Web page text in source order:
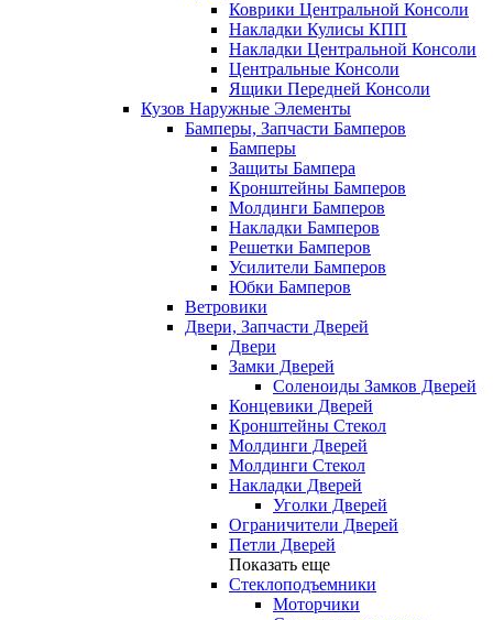
Коврики Центральной Консоли
Накладки Кулисы КПП
Накладки Центральной Консоли
Центральные Консоли
Ящики Передней Консоли
Кузов Наружные Элементы
Бамперы, Запчасти Бамперов
Бамперы
Защиты Бампера
Кронштейны Бамперов
Молдинги Бамперов
Накладки Бамперов
Решетки Бамперов
Усилители Бамперов
Юбки Бамперов
Ветровики
Двери, Запчасти Дверей
Двери
Замки Дверей
Соленоиды Замков Дверей
Концевики Дверей
Кронштейны Стекол
Молдинги Дверей
Молдинги Стекол
Накладки Дверей
Уголки Дверей
Ограничители Дверей
Петли Дверей
Показать еще
Стеклоподъемники
Моторчики